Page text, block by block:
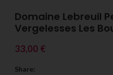
Domaine Lebreuil
Vergelesses Les
33,00 €
Share: